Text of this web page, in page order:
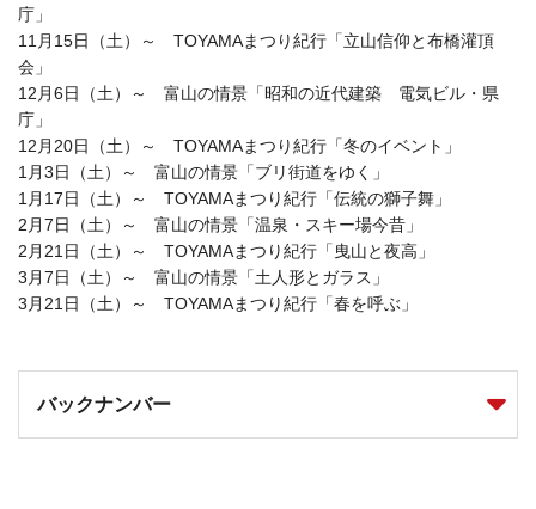
庁」
11月15日（土）～ TOYAMAまつり紀行「立山信仰と布橋灌頂
会」
12月6日（土）～ 富山の情景「昭和の近代建築 電気ビル・県
庁」
12月20日（土）～ TOYAMAまつり紀行「冬のイベント」
1月3日（土）～ 富山の情景「ブリ街道をゆく」
1月17日（土）～ TOYAMAまつり紀行「伝統の獅子舞」
2月7日（土）～ 富山の情景「温泉・スキー場今昔」
2月21日（土）～ TOYAMAまつり紀行「曳山と夜高」
3月7日（土）～ 富山の情景「土人形とガラス」
3月21日（土）～ TOYAMAまつり紀行「春を呼ぶ」
バックナンバー